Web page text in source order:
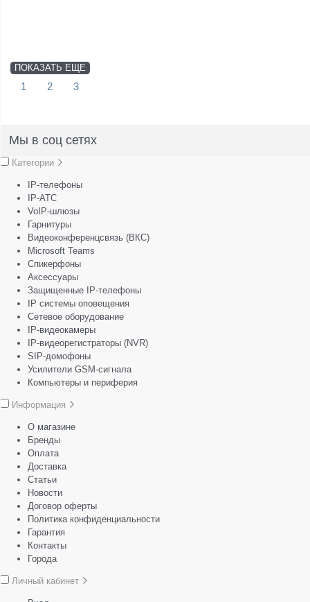
ПОКАЗАТЬ ЕЩЕ
1 2 3
Мы в соц сетях
Категории
IP-телефоны
IP-АТС
VoIP-шлюзы
Гарнитуры
Видеоконференцсвязь (ВКС)
Microsoft Teams
Спикерфоны
Аксессуары
Защищенные IP-телефоны
IP системы оповещения
Сетевое оборудование
IP-видеокамеры
IP-видеорегистраторы (NVR)
SIP-домофоны
Усилители GSM-сигнала
Компьютеры и периферия
Информация
О магазине
Бренды
Оплата
Доставка
Статьи
Новости
Договор оферты
Политика конфиденциальности
Гарантия
Контакты
Города
Личный кабинет